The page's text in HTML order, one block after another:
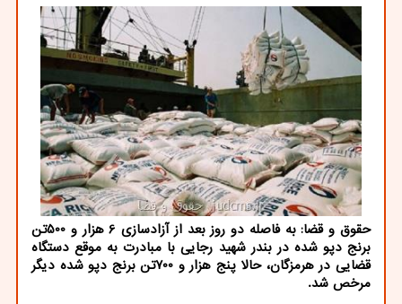
حقوق و قضا: به فاصله دو روز بعد از آزادسازی 6 هزار و 500تن
برنج دپو شده در بندر شهید رجایی با مبادرت به موقع دستگاه
قضایی در هرمزگان، حالا پنج هزار و 700تن برنج دپو شده دیگر
مرخص شد.